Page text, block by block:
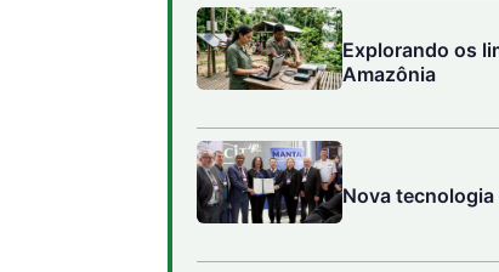
Explorando os
Amazônia
Nova